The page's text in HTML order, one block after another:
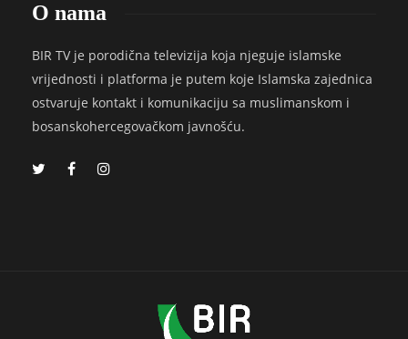
O nama
BIR TV je porodična televizija koja njeguje islamske
vrijednosti i platforma je putem koje Islamska zajednica
ostvaruje kontakt i komunikaciju sa muslimanskom i
bosanskohercegovačkom javnošću.